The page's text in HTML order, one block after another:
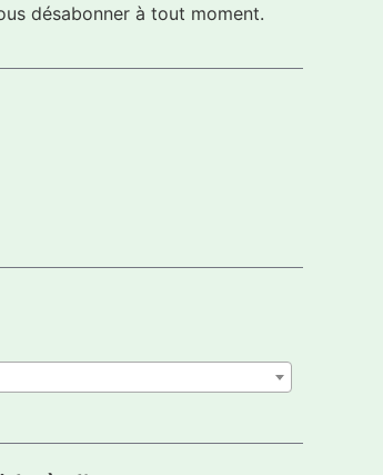
désabonner à tout moment.